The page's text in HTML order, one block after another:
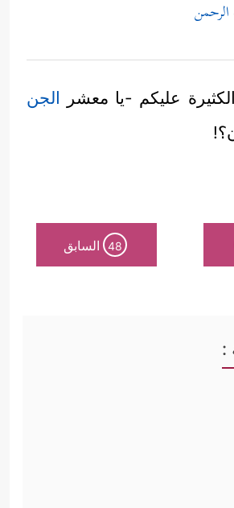
الرحمن
عليكم -يا معشر الجن
48 السابق
: